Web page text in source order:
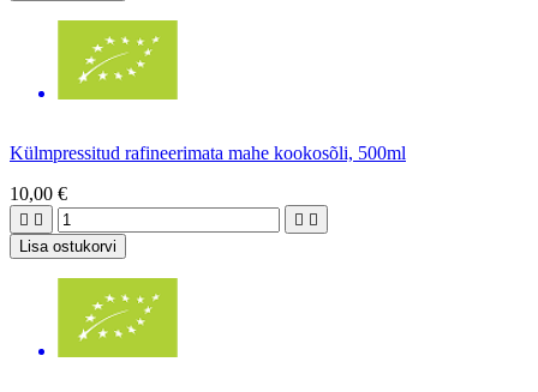
Külmpressitud rafineerimata mahe kookosõli, 500ml
10,00 €
   
Lisa ostukorvi